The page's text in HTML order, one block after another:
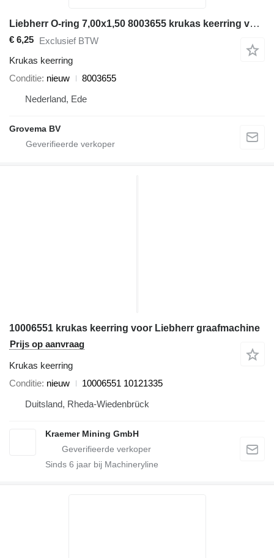
Liebherr O-ring 7,00x1,50 8003655 krukas keerring voor bouwmachines
€ 6,25 Exclusief BTW
Krukas keerring
Conditie nieuw
8003655
Nederland, Ede
Grovema BV
10006551 krukas keerring voor Liebherr graafmachine
Prijs op aanvraag
Krukas keerring
Conditie nieuw
10006551 10121335
Duitsland, Rheda-Wiedenbrück
Kraemer Mining GmbH
Sinds 6 jaar bij Machineryline